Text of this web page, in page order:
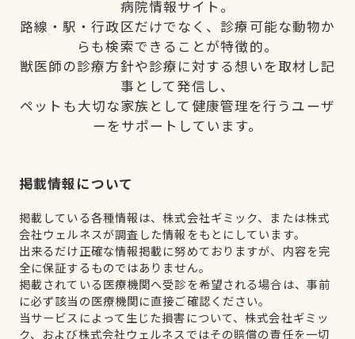
病院情報サイト。
路線・駅・行政区だけでなく、診療可能な動物か
らも検索できることが特徴的。
獣医師の診療方針や診療に対する想いを取材し記
事として発信し、
ペットも大切な家族として健康管理を行うユーザ
ーをサポートしています。
掲載情報について
掲載している各種情報は、株式会社ギミック、または株式
会社ウェルネスが調査した情報をもとにしています。
出来るだけ正確な情報掲載に努めておりますが、内容を完
全に保証するものではありません。
掲載されている医療機関へ受診を希望される場合は、事前
に必ず該当の医療機関に直接ご確認ください。
当サービスによって生じた損害について、株式会社ギミッ
ク、および株式会社ウェルネスではその賠償の責任を一切